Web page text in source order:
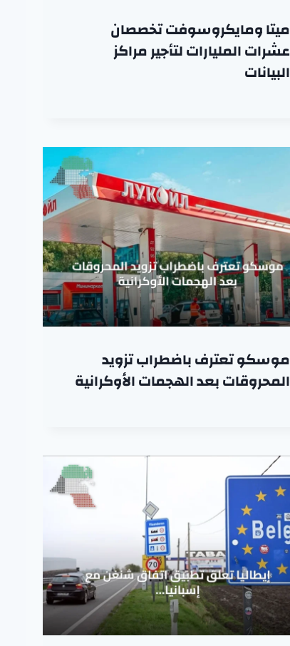
ميتا ومايكروسوفت تخصصان
عشرات المليارات لتأجير مراكز
البيانات
موسكو تعترف باضطراب تزويد
المحروقات بعد الهجمات الأوكرانية